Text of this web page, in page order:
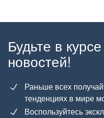
Будьте в
новостей!
Раньше всех
тенденциях в мире
Воспользуйтесь